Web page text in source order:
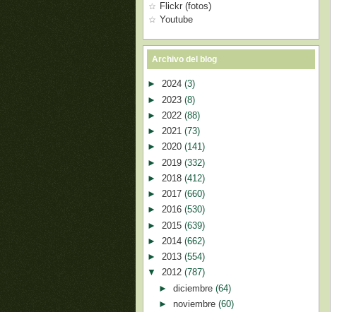
Flickr (fotos)
Youtube
Archivo del blog
► 2024 (3)
► 2023 (8)
► 2022 (88)
► 2021 (73)
► 2020 (141)
► 2019 (332)
► 2018 (412)
► 2017 (660)
► 2016 (530)
► 2015 (639)
► 2014 (662)
► 2013 (554)
▼ 2012 (787)
► diciembre (64)
► noviembre (60)